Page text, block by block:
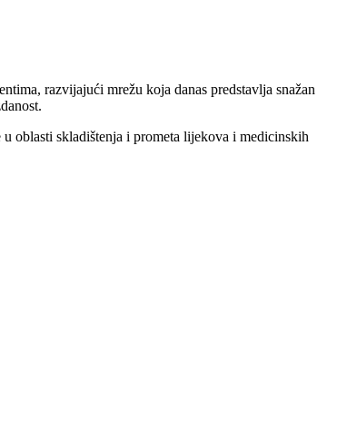
razvijajući mrežu koja danas predstavlja snažan
oblasti skladištenja i prometa lijekova i medicinskih